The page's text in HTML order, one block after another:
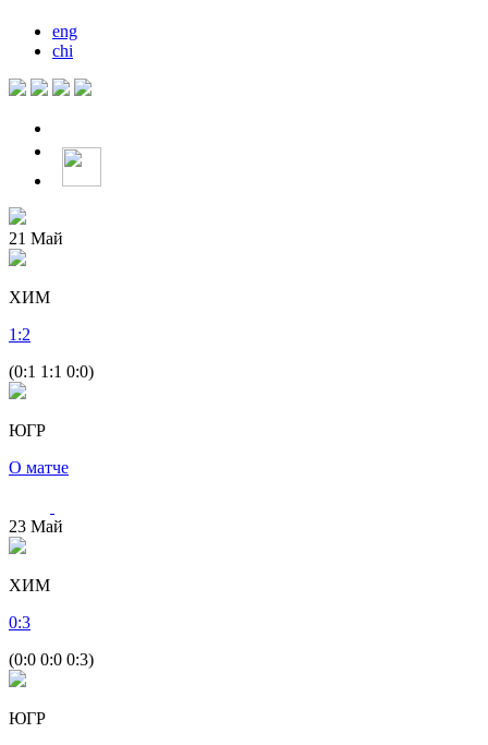
eng
chi
21 Май
ХИМ
1 :2
(0:1 1:1 0:0)
ЮГР
О матче
23 Май
ХИМ
0:3
(0:0 0:0 0:3)
ЮГР